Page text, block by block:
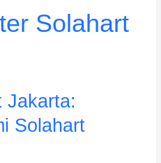
Solahart
Jakarta:
Solahart